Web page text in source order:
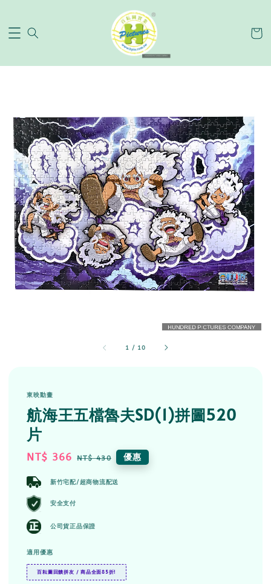
1 / 10
東映動畫
航海王五檔魯夫SD(1)拼圖520
片
Sale
NT$ 366 Regular
NT$ 430 優惠
新竹宅配/超商物流配送
安全支付
公司貨正品保證
適用優惠
百耘圖回饋拼友 / 商品全面85折!